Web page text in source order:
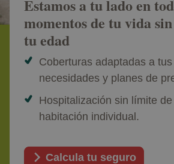
Estamos a tu lado en
momentos de tu vida
tu edad
Coberturas adaptadas a tus
necesidades y planes de
Hospitalización sin límite
habitación individual.
Calcula tu seguro